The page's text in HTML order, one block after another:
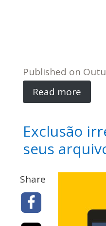
Published on
Read more
Exclusão
seus
Share